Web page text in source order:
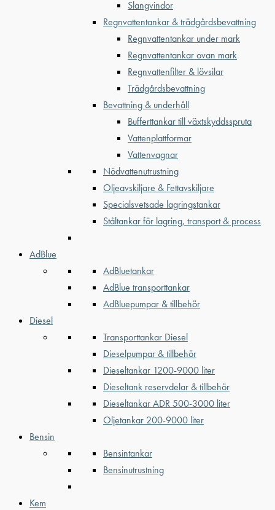
Slangvindor
Regnvattentankar & trädgårdsbevattning
Regnvattentankar under mark
Regnvattentankar ovan mark
Regnvattenfilter & lövsilar
Trädgårdsbevattning
Bevattning & underhåll
Bufferttankar till växtskyddsspruta
Vattenplattformar
Vattenvagnar
Nödvattenutrustning
Oljeavskiljare & Fettavskiljare
Specialsvetsade lagringstankar
Ståltankar för lagring, transport & process
AdBlue
AdBluetankar
AdBlue transporttankar
AdBluepumpar & tillbehör
Diesel
Transporttankar Diesel
Dieselpumpar & tillbehör
Dieseltankar 1200-9000 liter
Dieseltank reservdelar & tillbehör
Dieseltankar ADR 500-3000 liter
Oljetankar 200-9000 liter
Bensin
Bensintankar
Bensinutrustning
Kem